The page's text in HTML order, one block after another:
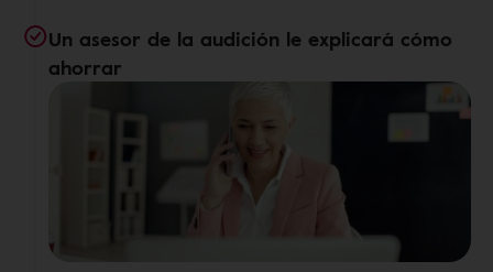
Un asesor de la audición le explicará cómo
ahorrar